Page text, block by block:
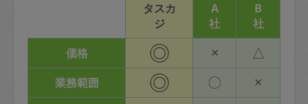
タスカ
ジ
A
社
B
社
価格
◎ × △
業務範囲 ◎ 〇 ×